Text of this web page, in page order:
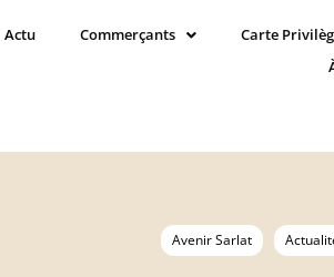
Actu Commerçants Carte
Avenir Sarlat